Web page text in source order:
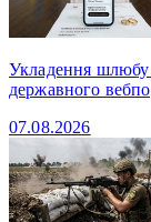
Укладення шлюбу
державного
07.08.2026